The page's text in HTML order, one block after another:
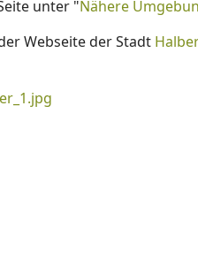
unter "Nähere
Webseite der Stadt